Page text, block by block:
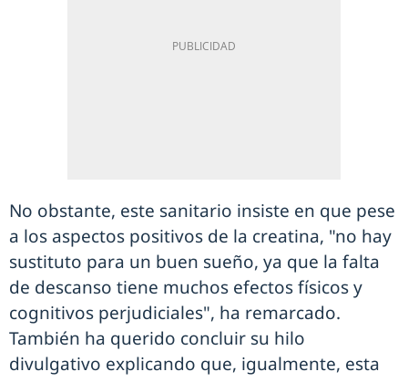
No obstante, este sanitario insiste en que pese
a los aspectos positivos de la creatina, "no hay
sustituto para un buen sueño, ya que la falta
de descanso tiene muchos efectos físicos y
cognitivos perjudiciales", ha remarcado.
También ha querido concluir su hilo
divulgativo explicando que, igualmente, esta